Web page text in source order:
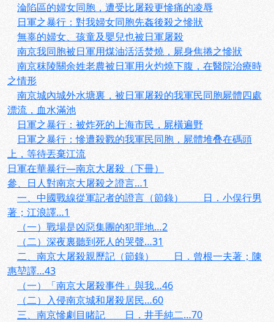
淪陷區的婦女同胞，遭受比屠殺更慘痛的凌辱
日軍之暴行：對我婦女同胞先姦後殺之慘狀
無辜的婦女、孩童及嬰兒也被日軍屠殺
南京我同胞被日軍用煤油活活焚燒，屍身焦捲之慘狀
南京秣陵關余姓老農被日軍用火灼燒下腹，在醫院治療時
之情形
南京城內城外水塘裏，被日軍屠殺的我軍民同胞屍體四處
漂流，血水滿池
日軍之暴行：被炸死的上海市民，屍橫遍野
日軍之暴行：慘遭殺戮的我軍民同胞，屍體堆叠在碼頭
上，等待丟棄江流
日軍在華暴行—南京大屠殺（下冊）
參、日人對南京大屠殺之證言…1
一、中國戰線從軍記者的證言（節錄） 日．小俣行男
著；江浪譯…1
（一）戰場是凶惡集團的犯罪地…2
（二）深夜裏聽到死人的哭聲…31
二、南京大屠殺親歷記（節錄） 日．曾根一夫著；陳
惠堃譯…43
（一）「南京大屠殺事件」與我…46
（二）入侵南京城和屠殺居民…60
三、南京慘劇目睹記 日．井手純二…70